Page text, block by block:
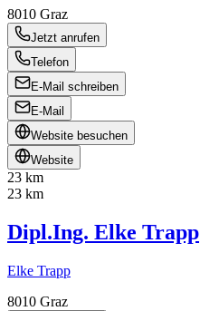
8010 Graz
Jetzt anrufen
Telefon
E-Mail schreiben
E-Mail
Website besuchen
Website
23 km
23 km
Dipl.Ing. Elke Trapp
Elke Trapp
8010 Graz